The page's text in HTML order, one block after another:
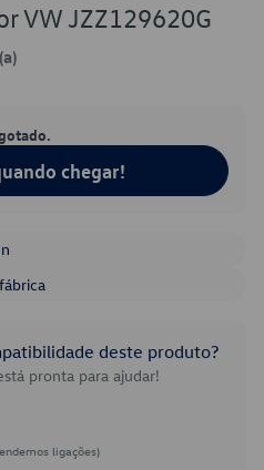
VW JZZ129620G
chegar!
deste produto?
pronta para ajudar!
ligações)